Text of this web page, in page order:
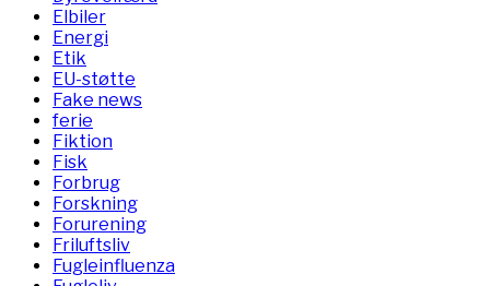
Elbiler
Energi
Etik
EU-støtte
Fake news
ferie
Fiktion
Fisk
Forbrug
Forskning
Forurening
Friluftsliv
Fugleinfluenza